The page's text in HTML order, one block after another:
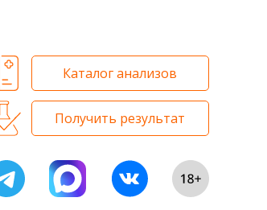
Каталог анализов
Получить результат